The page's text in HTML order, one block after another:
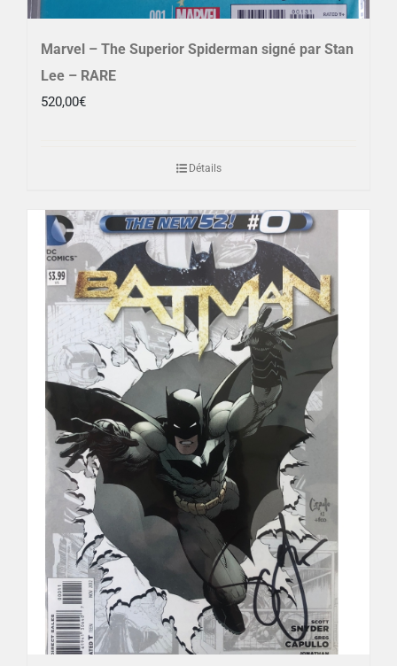
Marvel – The Superior Spiderman signé par Stan
Lee – RARE
520,00€
Détails